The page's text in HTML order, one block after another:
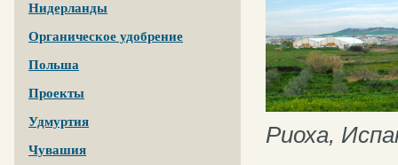
Нидерланды
Органическое удобрение
Польша
Проекты
Удмуртия
Чувашия
Риоха,